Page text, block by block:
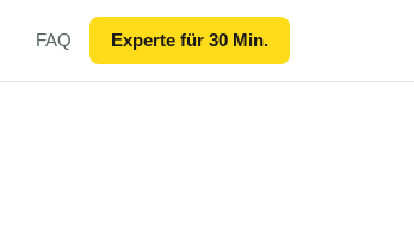
FAQ Experte für 30 Min.